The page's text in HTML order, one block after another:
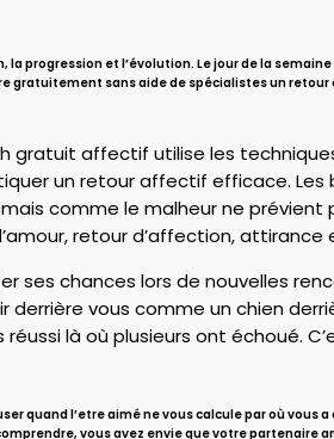
progression et l’évolution. Le jour de la
gratuitement sans aide de spécialistes un
gratuit affectif utilise les
un retour affectif efficace. Les
comme le malheur ne prévient
retour d’affection, attirance
ses chances lors de nouvelles
derrière vous comme un chien
là où plusieurs ont échoué.
quand l’etre aimé ne vous calcule par où vous
vous avez envie que votre partenaire